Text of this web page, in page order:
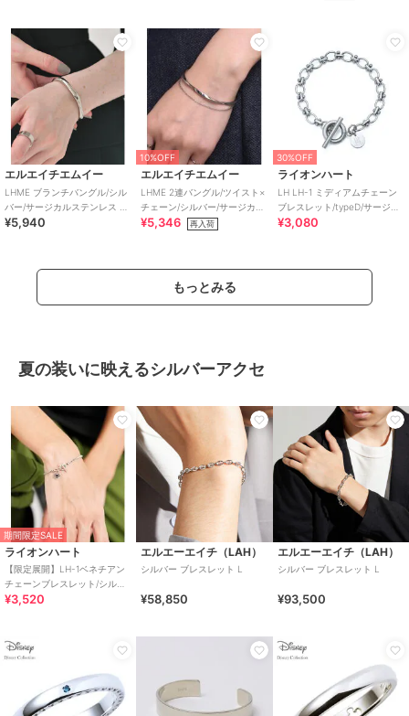
エルエイチエムイー
LHME ブランチバングル/シル
バー/サージカルステンレス 金
属アレルギー対応
¥5,940
10%OFF
エルエイチエムイー
LHME 2連バングル/ツイスト×
チェーン/シルバー/サージカル
ステンレス 金属アレルギー対
¥5,346 再入荷
30%OFF
ライオンハート
LH LH-1 ミディアムチェーン
ブレスレット/typeD/サージカ
ルステンレス 金属アレルギー
¥3,080
もっとみる
夏の装いに映えるシルバーアクセ
期間限定SALE
ライオンハート
【限定展開】LH-1ベネチアン
チェーンブレスレット/シルバ
ー/Lサイズ/ステンレス金属ア
¥3,520
エルエーエイチ（LAH）
シルバー ブレスレット L
¥58,850
エルエーエイチ（LAH）
シルバー ブレスレット L
¥93,500